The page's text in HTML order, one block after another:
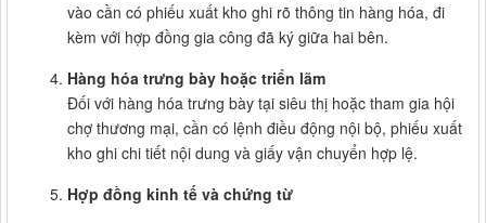
vào cần có phiếu xuất kho ghi rõ thông tin hàng hóa, đi
kèm với hợp đồng gia công đã ký giữa hai bên.
Hàng hóa trưng bày hoặc triển lãm
Đối với hàng hóa trưng bày tại siêu thị hoặc tham gia hội
chợ thương mại, cần có lệnh điều động nội bộ, phiếu xuất
kho ghi chi tiết nội dung và giấy vận chuyển hợp lệ.
Hợp đồng kinh tế và chứng từ